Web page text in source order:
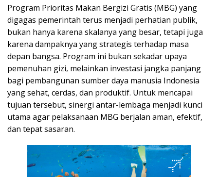
Program Prioritas Makan Bergizi Gratis (MBG) yang
digagas pemerintah terus menjadi perhatian publik,
bukan hanya karena skalanya yang besar, tetapi juga
karena dampaknya yang strategis terhadap masa
depan bangsa. Program ini bukan sekadar upaya
pemenuhan gizi, melainkan investasi jangka panjang
bagi pembangunan sumber daya manusia Indonesia
yang sehat, cerdas, dan produktif. Untuk mencapai
tujuan tersebut, sinergi antar-lembaga menjadi kunci
utama agar pelaksanaan MBG berjalan aman, efektif,
dan tepat sasaran.